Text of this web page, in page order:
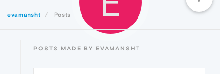
evamansht Posts
POSTS MADE BY EVAMANSHT